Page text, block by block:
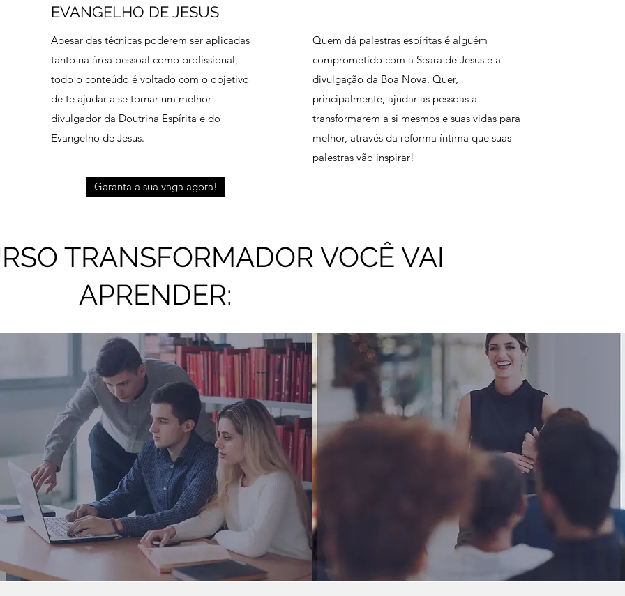
EVANGELHO DE JESUS
Apesar das técnicas poderem ser aplicadas
tanto na área pessoal como profissional,
todo o conteúdo é voltado com o objetivo
de te ajudar a se tornar um melhor
divulgador da Doutrina Espírita e do
Evangelho de Jesus.
Quem dá palestras espíritas é alguém
comprometido com a Seara de Jesus e a
divulgação da Boa Nova. Quer,
principalmente, ajudar as pessoas a
transformarem a si mesmos e suas vidas para
melhor, através da reforma íntima que suas
palestras vão inspirar!
Garanta a sua vaga agora!
TRANSFORMADOR VOCÊ VAI
APRENDER: